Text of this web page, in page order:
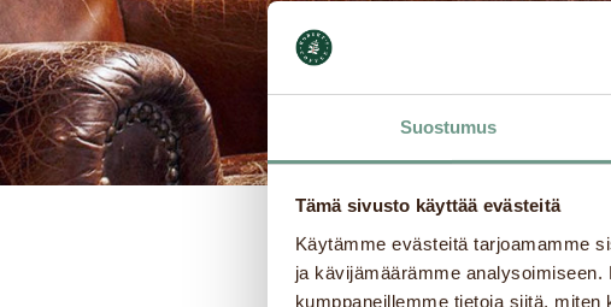
Suostumus
Tämä sivusto käyttää evästeitä
Käytämme evästeitä tarjoamamme
ja kävijämäärämme
kumppaneillemme tietoja siitä,